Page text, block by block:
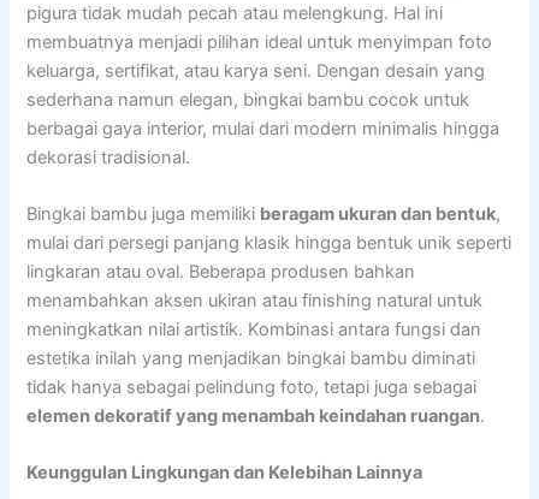
pigura tidak mudah pecah atau melengkung. Hal ini
membuatnya menjadi pilihan ideal untuk menyimpan foto
keluarga, sertifikat, atau karya seni. Dengan desain yang
sederhana namun elegan, bingkai bambu cocok untuk
berbagai gaya interior, mulai dari modern minimalis hingga
dekorasi tradisional.
Bingkai bambu juga memiliki beragam ukuran dan bentuk,
mulai dari persegi panjang klasik hingga bentuk unik seperti
lingkaran atau oval. Beberapa produsen bahkan
menambahkan aksen ukiran atau finishing natural untuk
meningkatkan nilai artistik. Kombinasi antara fungsi dan
estetika inilah yang menjadikan bingkai bambu diminati
tidak hanya sebagai pelindung foto, tetapi juga sebagai
elemen dekoratif yang menambah keindahan ruangan.
Keunggulan Lingkungan dan Kelebihan Lainnya